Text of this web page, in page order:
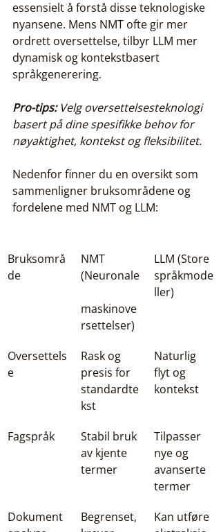
essensielt å forstå disse teknologiske
nyansene. Mens NMT ofte gir mer
ordrett oversettelse, tilbyr LLM mer
dynamisk og kontekstbasert
språkgenerering.
Pro-tips: Velg oversettelsesteknologi
basert på dine spesifikke behov for
nøyaktighet, kontekst og fleksibilitet.
Nedenfor finner du en oversikt som
sammenligner bruksområdene og
fordelene med NMT og LLM:
Bruksområ
de
NMT
(Neuronale
maskinove
rsettelser)
LLM (Store
språkmode
ller)
Oversettels
e
Rask og
presis for
standardte
kst
Naturlig
flyt og
kontekst
Fagspråk
Stabil bruk
av kjente
termer
Tilpasser
nye og
avanserte
termer
Dokument
Begrenset,
Kan utføre